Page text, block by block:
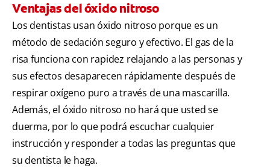
Ventajas del óxido nitroso
Los dentistas usan óxido nitroso porque es un
método de sedación seguro y efectivo. El gas de la
risa funciona con rapidez relajando a las personas y
sus efectos desaparecen rápidamente después de
respirar oxígeno puro a través de una mascarilla.
Además, el óxido nitroso no hará que usted se
duerma, por lo que podrá escuchar cualquier
instrucción y responder a todas las preguntas que
su dentista le haga.